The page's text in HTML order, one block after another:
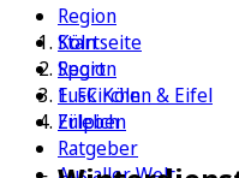
Region
Köln
Sport
1. FC Köln
Erleben
Ratgeber
Startseite
Region
Euskirchen & Eifel
Zülpich